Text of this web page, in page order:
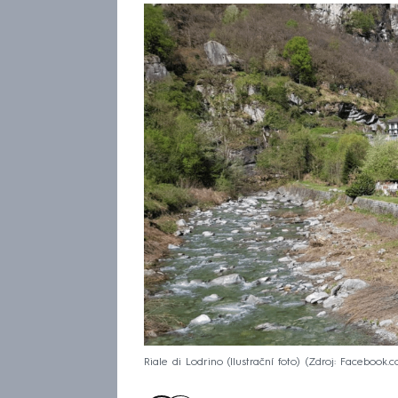
Riale di Lodrino (Ilustrační foto) Zdroj: